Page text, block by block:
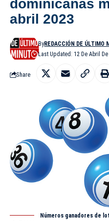
dominicanas
abril 2023
Last Updated: 12 De Abril
ByREDACCIÓN DE ÚLTIMO
Share
Números ganadores de